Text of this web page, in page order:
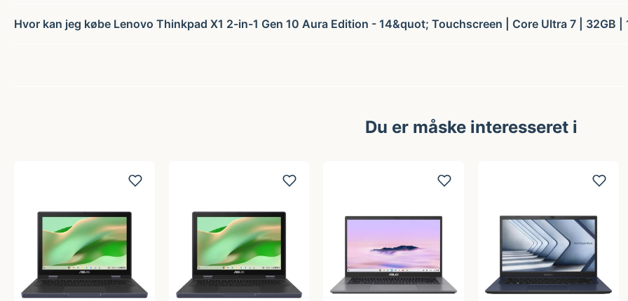
Hvor kan jeg købe Lenovo Thinkpad X1 2-in-1 Gen 10 Aura Edition - 14&quot; Touchscreen | Core Ultra 7 | 32GB |
Du er måske interesseret i